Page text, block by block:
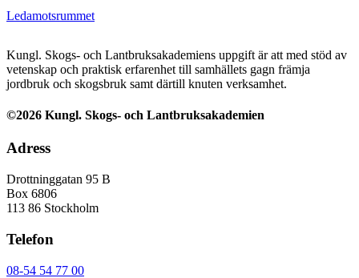
Ledamotsrummet
Kungl. Skogs- och Lantbruksakademiens uppgift är att med stöd av
vetenskap och praktisk erfarenhet till samhällets gagn främja
jordbruk och skogsbruk samt därtill knuten verksamhet.
©2026 Kungl. Skogs- och Lantbruksakademien
Adress
Drottninggatan 95 B
Box 6806
113 86 Stockholm
Telefon
08-54 54 77 00